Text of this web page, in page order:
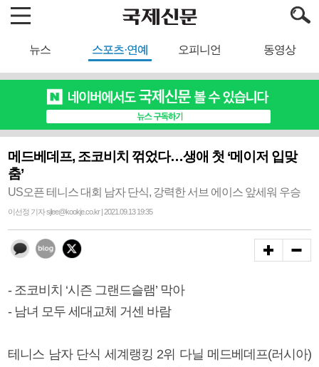
뉴스 스포츠·연예 오피니언 동영상
메드베데프, 조코비치 꺾었다…생애 첫 ‘메이저 입맞
춤’
US오픈 테니스 대회 남자 단식, 강력한 서브 에이스 앞세워 우승
이선정 기자 sjlee@kookje.co.kr | 2021.09.13 19:35
- 조코비치 ‘시즌 그랜드슬램’ 막아
- 남녀 모두 세대교체 거센 바람
테니스 남자 단식 세계랭킹 2위 다닐 메드베데프(러시아)